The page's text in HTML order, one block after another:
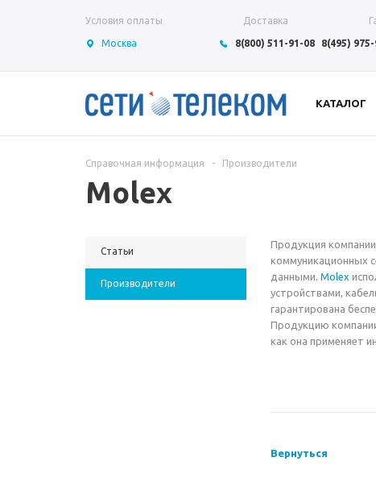
Условия оплаты Доставка
Москва 8(800) 511-91-08 8(495)
КАТАЛОГ
Справочная информация - Производители
Molex
Статьи
Производители
Продукция
коммуникационных
данными. Molex
устройствами,
гарантирована
Продукцию
как она применяет
Вернуться